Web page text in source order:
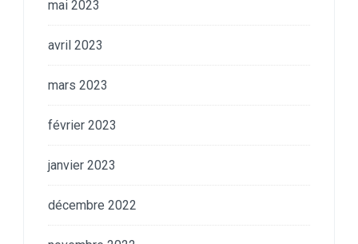
mai 2023
avril 2023
mars 2023
février 2023
janvier 2023
décembre 2022